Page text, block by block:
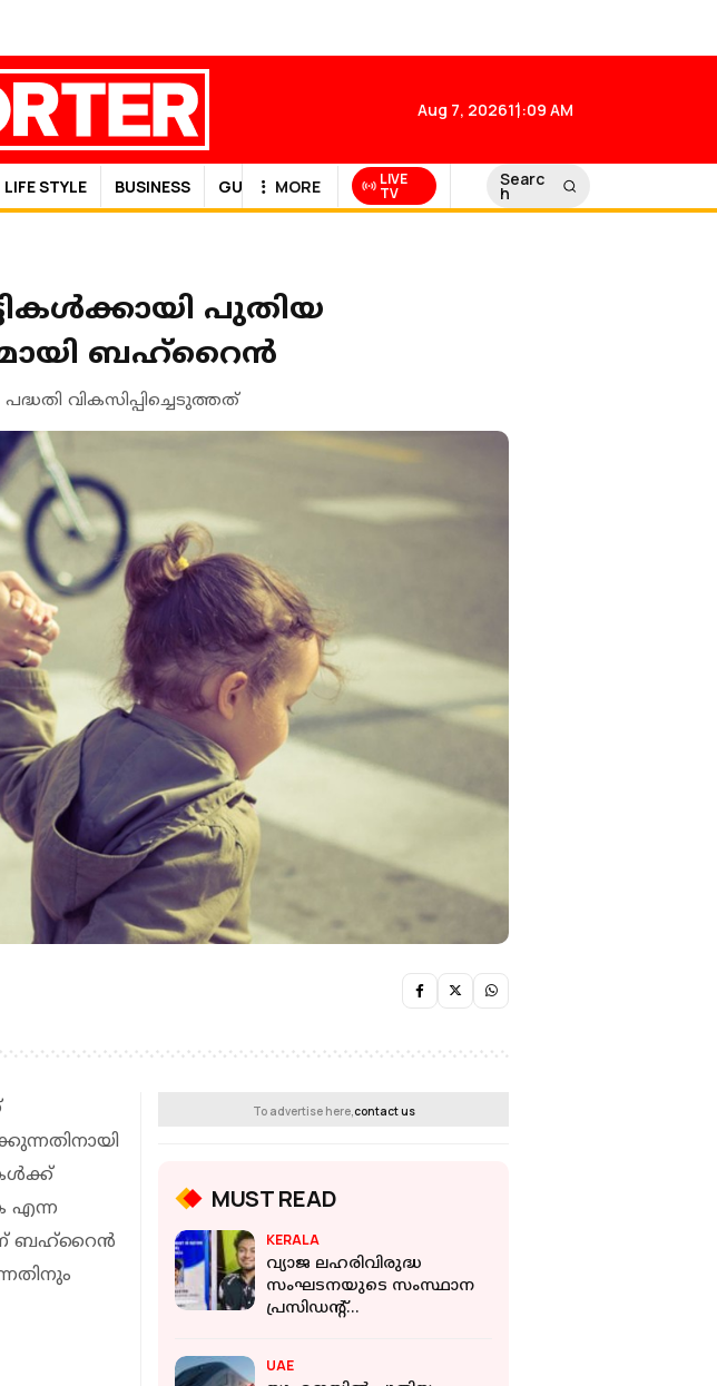
Aug 7, 202611:09 AM
LIFE STYLE BUSINESS GULF NEWS
MORE LIVE
TV
Searc
h
പുതിയ
ബഹ്റൈൻ
വികസിപ്പിച്ചെടുത്തത്
എന്ന
ബഹ്റൈൻ
To advertise here, contact us
MUST READ
KERALA
വ്യാജ ലഹരിവിരുദ്ധ
സംഘടനയുടെ സംസ്ഥാന
പ്രസിഡന്റ്
UAE